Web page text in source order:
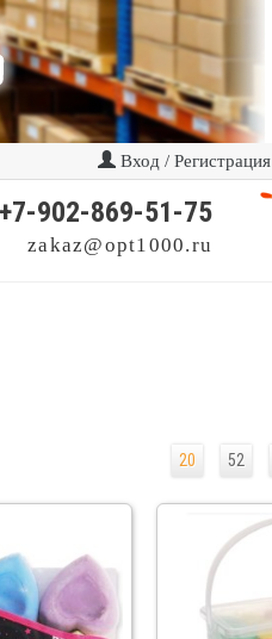
Вход / Регистрация
+7-902-869-51-75
zakaz@opt1000.ru